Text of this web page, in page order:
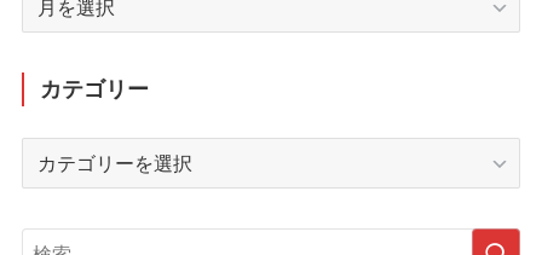
イ
ブ
カテゴリー
リ